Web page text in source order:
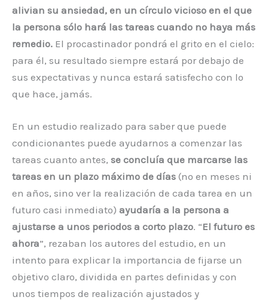
alivian su ansiedad, en un círculo vicioso en el que
la persona sólo hará las tareas cuando no haya más
remedio. El procastinador pondrá el grito en el cielo:
para él, su resultado siempre estará por debajo de
sus expectativas y nunca estará satisfecho con lo
que hace, jamás.
En un estudio realizado para saber que puede
condicionantes puede ayudarnos a comenzar las
tareas cuanto antes, se concluía que marcarse las
tareas en un plazo máximo de días (no en meses ni
en años, sino ver la realización de cada tarea en un
futuro casi inmediato) ayudaría a la persona a
ajustarse a unos periodos a corto plazo. “El futuro es
ahora”, rezaban los autores del estudio, en un
intento para explicar la importancia de fijarse un
objetivo claro, dividida en partes definidas y con
unos tiempos de realización ajustados y